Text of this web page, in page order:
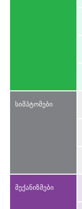
სიმპტომები
მექანიზმები